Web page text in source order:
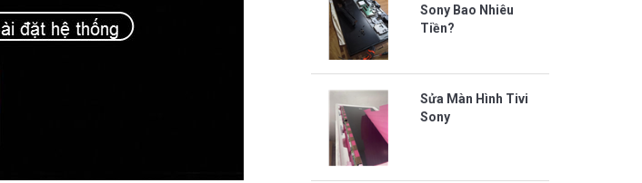
Sony Bao Nhiêu
Tiền?
Sửa Màn Hình Tivi
Sony